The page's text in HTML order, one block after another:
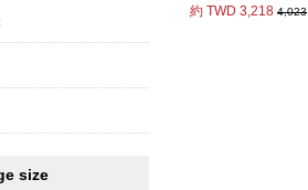
約 TWD 3,218 4,023
size